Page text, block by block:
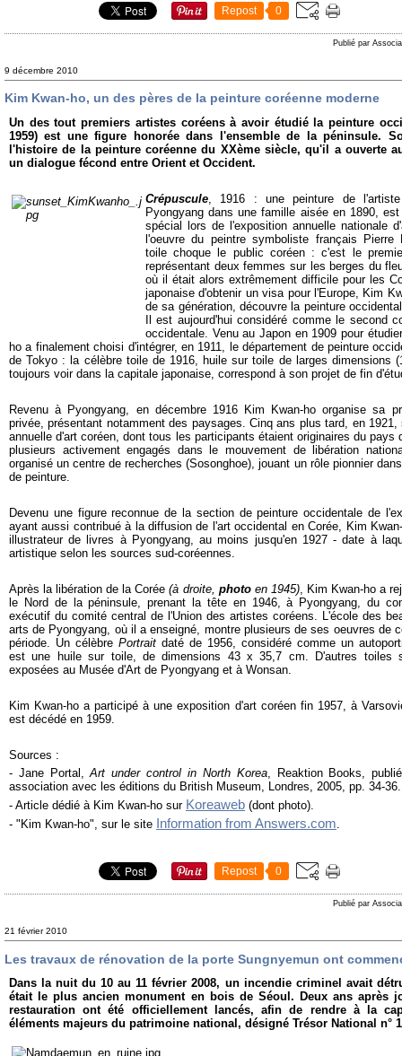
Repost 0
Publié par
9 décembre 2010
Kim Kwan-ho, un des pères de la peinture coréenne moderne
Un des tout premiers artistes coréens à avoir étudié la peinture
1959) est une figure honorée dans l'ensemble de la péninsule.
l'histoire de la peinture coréenne du XXème siècle, qu'il a ouverte
un dialogue fécond entre Orient et Occident.
Crépuscule , 1916 : une peinture de
Pyongyang dans une famille aisée en 1890,
spécial lors de l'exposition annuelle nationale
l'oeuvre du peintre symboliste français
toile choque le public coréen : c'est le
représentant deux femmes sur les berges du
où il était alors extrêmement difficile pour les
japonaise d'obtenir un visa pour l'Europe, Kim
de sa génération, découvre la peinture
Il est aujourd'hui considéré comme le second
occidentale. Venu au Japon en 1909 pour
ho a finalement choisi d'intégrer, en 1911, le département de peinture
de Tokyo : la célèbre toile de 1916, huile sur toile de larges dimensions
toujours voir dans la capitale japonaise, correspond à son projet de fin
Revenu à Pyongyang, en décembre 1916 Kim Kwan-ho organise sa
privée, présentant notamment des paysages. Cinq ans plus tard, en
annuelle d'art coréen, dont tous les participants étaient originaires du pays
plusieurs activement engagés dans le mouvement de libération
organisé un centre de recherches (Sosonghoe), jouant un rôle pionnier
de peinture.
Devenu une figure reconnue de la section de peinture occidentale de
ayant aussi contribué à la diffusion de l'art occidental en Corée, Kim
illustrateur de livres à Pyongyang, au moins jusqu'en 1927 - date à
artistique selon les sources sud-coréennes.
Après la libération de la Corée(à droite, photoen 1945), Kim Kwan-ho a
le Nord de la péninsule, prenant la tête en 1946, à Pyongyang, du
exécutif du comité central de l'Union des artistes coréens. L'école des
arts de Pyongyang, où il a enseigné, montre plusieurs de ses oeuvres de
période. Un célèbre Portrait daté de 1956, considéré comme un
est une huile sur toile, de dimensions 43 x 35,7 cm. D'autres toiles
exposées au Musée d'Art de Pyongyang et à Wonsan.
Kim Kwan-ho a participé à une exposition d'art coréen fin 1957, à
est décédé en 1959.
Sources :
- Jane Portal,Art under control in North Korea, Reaktion Books,
association avec les éditions du British Museum, Londres, 2005, pp. 34-36.
- Article dédié à Kim Kwan-ho sur Koreaweb (dont photo).
- "Kim Kwan-ho", sur le site Information from Answers.com
Repost 0
Publié par
21 février 2010
Les travaux de rénovation de la porte Sungnyemun ont
Dans la nuit du 10 au 11 février 2008, un incendie criminel avait
était le plus ancien monument en bois de Séoul. Deux ans après
restauration ont été officiellement lancés, afin de rendre à la
éléments majeurs du patrimoine national, désigné Trésor National n°